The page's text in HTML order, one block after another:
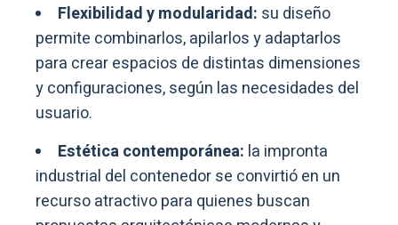
Flexibilidad y modularidad: su diseño
permite combinarlos, apilarlos y adaptarlos
para crear espacios de distintas dimensiones
y configuraciones, según las necesidades del
usuario.
Estética contemporánea: la impronta
industrial del contenedor se convirtió en un
recurso atractivo para quienes buscan